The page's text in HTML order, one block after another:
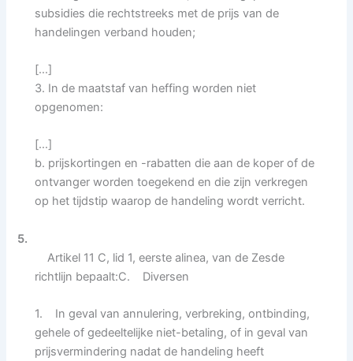
subsidies die rechtstreeks met de prijs van de
handelingen verband houden;
[…]
3. In de maatstaf van heffing worden niet
opgenomen:
[…]
b. prijskortingen en -rabatten die aan de koper of de
ontvanger worden toegekend en die zijn verkregen
op het tijdstip waarop de handeling wordt verricht.
5.
Artikel 11 C, lid 1, eerste alinea, van de Zesde
richtlijn bepaalt:C. Diversen
1. In geval van annulering, verbreking, ontbinding,
gehele of gedeeltelijke niet-betaling, of in geval van
prijsvermindering nadat de handeling heeft